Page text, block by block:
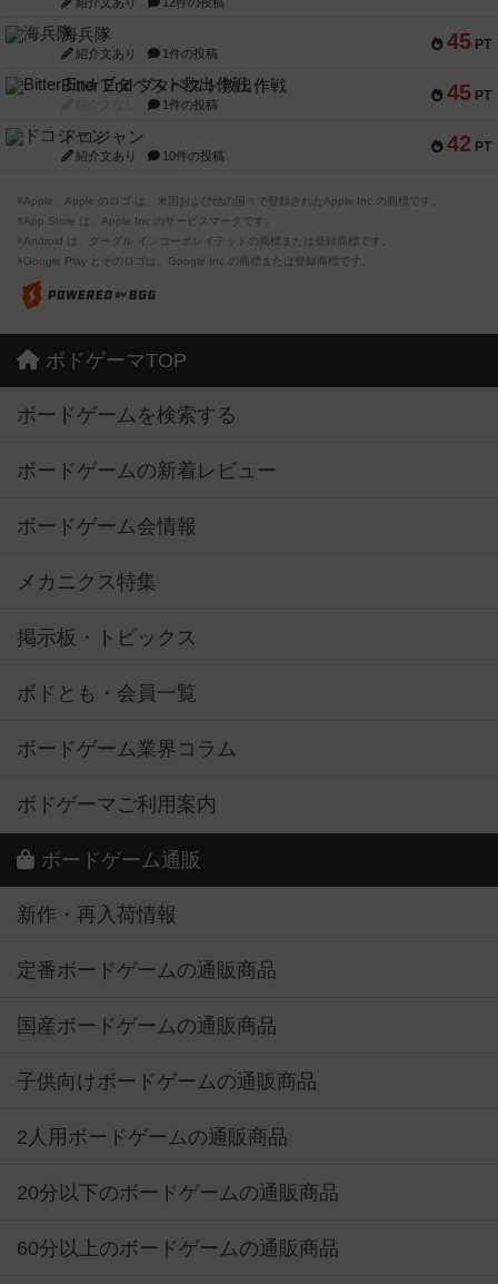
45 PT
海兵隊
紹介文あり 1件の投稿
45 PT
Bitter End ブタペスト救出作戦
1件の投稿
42 PT
ドコジャン
紹介文あり 10件の投稿
※Apple、Apple のロゴ は、米国および他の国々で登録されたApple Inc.の商標です。
※App Store は、Apple Inc.のサービスマークです。
※Android は、グーグル インコーポレイテッドの商標または登録商標です。
※Google Play とそのロゴは、Google Inc.の商標または登録商標です。
ボドゲーマTOP
ボードゲームを検索する
ボードゲームの新着レビュー
ボードゲーム会情報
メカニクス特集
掲示板・トピックス
ボドとも・会員一覧
ボードゲーム業界コラム
ボドゲーマご利用案内
ボードゲーム通販
新作・再入荷情報
定番ボードゲームの通販商品
国産ボードゲームの通販商品
子供向けボードゲームの通販商品
2人用ボードゲームの通販商品
20分以下のボードゲームの通販商品
60分以上のボードゲームの通販商品